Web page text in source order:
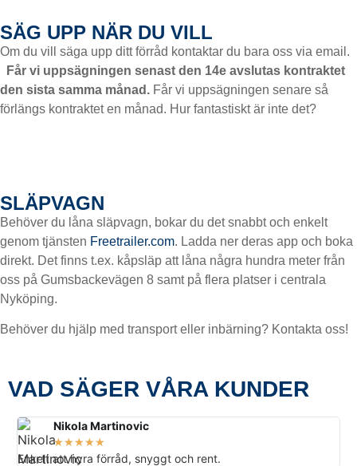
SÄG UPP NÄR DU VILL
Om du vill säga upp ditt förråd kontaktar du bara oss via email.
Får vi uppsägningen senast den 14e avslutas kontraktet
den sista samma månad. Får vi uppsägningen senare så
förlängs kontraktet en månad. Hur fantastiskt är inte det?
SLÄPVAGN
Behöver du låna släpvagn, bokar du det snabbt och enkelt
genom tjänsten Freetrailer.com. Ladda ner deras app och boka
direkt. Det finns t.ex. kåpsläp att låna några hundra meter från
oss på Gumsbackevägen 8 samt på flera platser i centrala
Nyköping.
Behöver du hjälp med transport eller inbärning? Kontakta oss!
VAD SÄGER VÅRA KUNDER
Nikola Martinovic
★★★★★
Enkelt att hyra förråd, snyggt och rent.